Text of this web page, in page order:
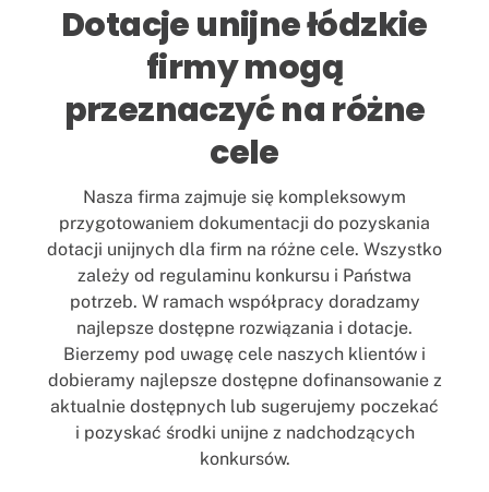
Dotacje unijne łódzkie
firmy mogą
przeznaczyć na różne
cele
Nasza firma zajmuje się kompleksowym
przygotowaniem dokumentacji do pozyskania
dotacji unijnych dla firm na różne cele. Wszystko
zależy od regulaminu konkursu i Państwa
potrzeb. W ramach współpracy doradzamy
najlepsze dostępne rozwiązania i dotacje.
Bierzemy pod uwagę cele naszych klientów i
dobieramy najlepsze dostępne dofinansowanie z
aktualnie dostępnych lub sugerujemy poczekać
i pozyskać środki unijne z nadchodzących
konkursów.